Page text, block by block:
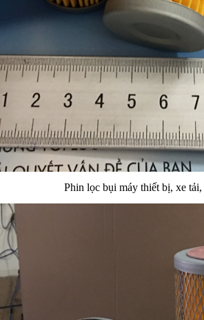
Phin lọc bụi máy thiết bị, xe tải,